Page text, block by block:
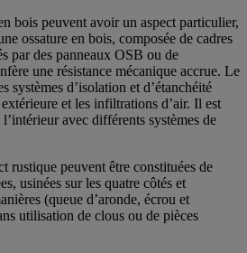
bois peuvent avoir un aspect particulier,
ossature en bois, composée de cadres
par des panneaux OSB ou de
une résistance mécanique accrue. Le
systèmes d’isolation et d’étanchéité
et les infiltrations d’air. Il est
avec différents systèmes de
rustique peuvent être constituées de
usinées sur les quatre côtés et
(queue d’aronde, écrou et
utilisation de clous ou de pièces